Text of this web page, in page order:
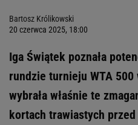
Bartosz Królikowski
20 czerwca 2025, 18:00
Iga Świątek poznała
rundzie turnieju WTA 500
wybrała właśnie te
kortach trawiastych